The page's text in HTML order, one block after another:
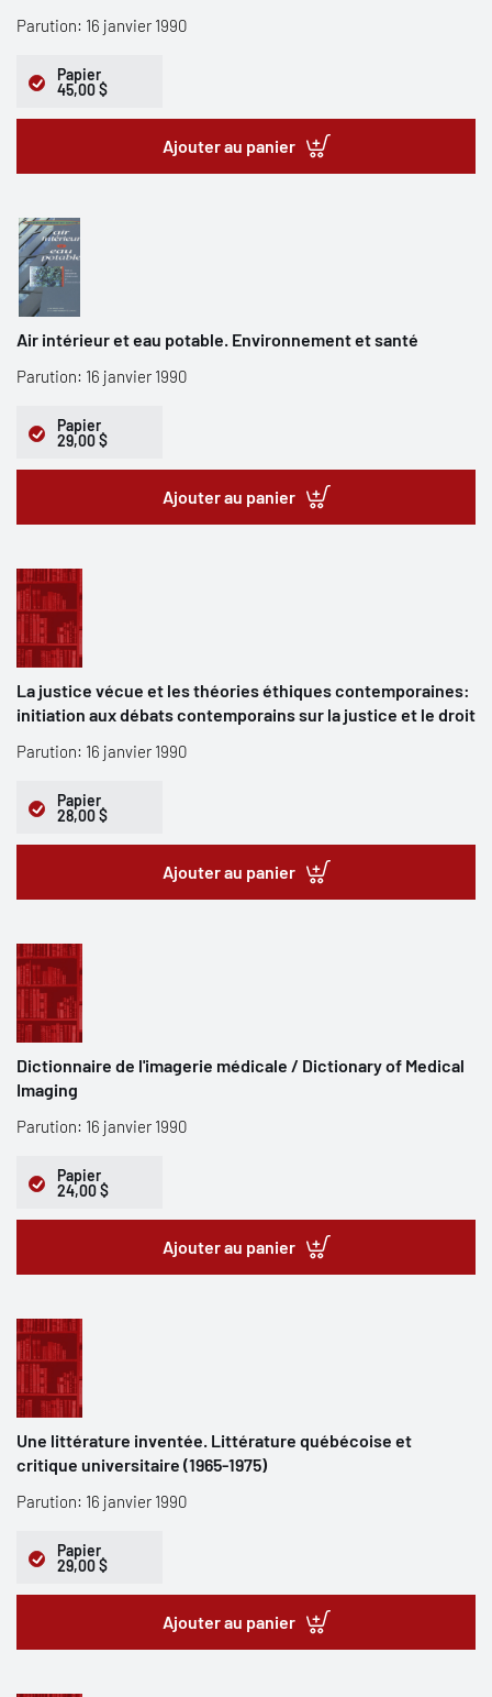
Parution: 16 janvier 1990
Papier
45,00 $
Ajouter au panier
Air intérieur et eau potable. Environnement et santé
Parution: 16 janvier 1990
Papier
29,00 $
Ajouter au panier
La justice vécue et les théories éthiques contemporaines:
initiation aux débats contemporains sur la justice et le droit
Parution: 16 janvier 1990
Papier
28,00 $
Ajouter au panier
Dictionnaire de l'imagerie médicale / Dictionary of Medical
Imaging
Parution: 16 janvier 1990
Papier
24,00 $
Ajouter au panier
Une littérature inventée. Littérature québécoise et
critique universitaire (1965-1975)
Parution: 16 janvier 1990
Papier
29,00 $
Ajouter au panier